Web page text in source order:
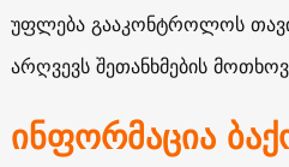
უფლება გააკონტროლოს
არღვევს შეთანხმების
ინფორმაცია